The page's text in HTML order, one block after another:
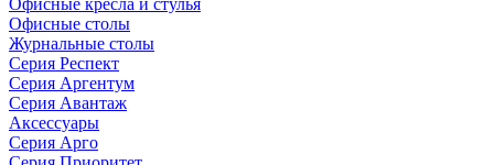
Офисные кресла и стулья
Офисные столы
Журнальные столы
Серия Респект
Серия Аргентум
Серия Авантаж
Аксессуары
Серия Арго